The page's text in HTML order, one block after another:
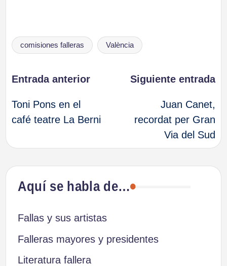
Etiquetas:
comisiones falleras València
Navegación
de
entradas
Entrada anterior
Toni Pons en el
café teatre La Berni
Siguiente entrada
Juan Canet,
recordat per Gran
Via del Sud
Aquí se habla de…
Fallas y sus artistas
Falleras mayores y presidentes
Literatura fallera